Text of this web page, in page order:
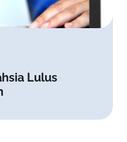
Lulus